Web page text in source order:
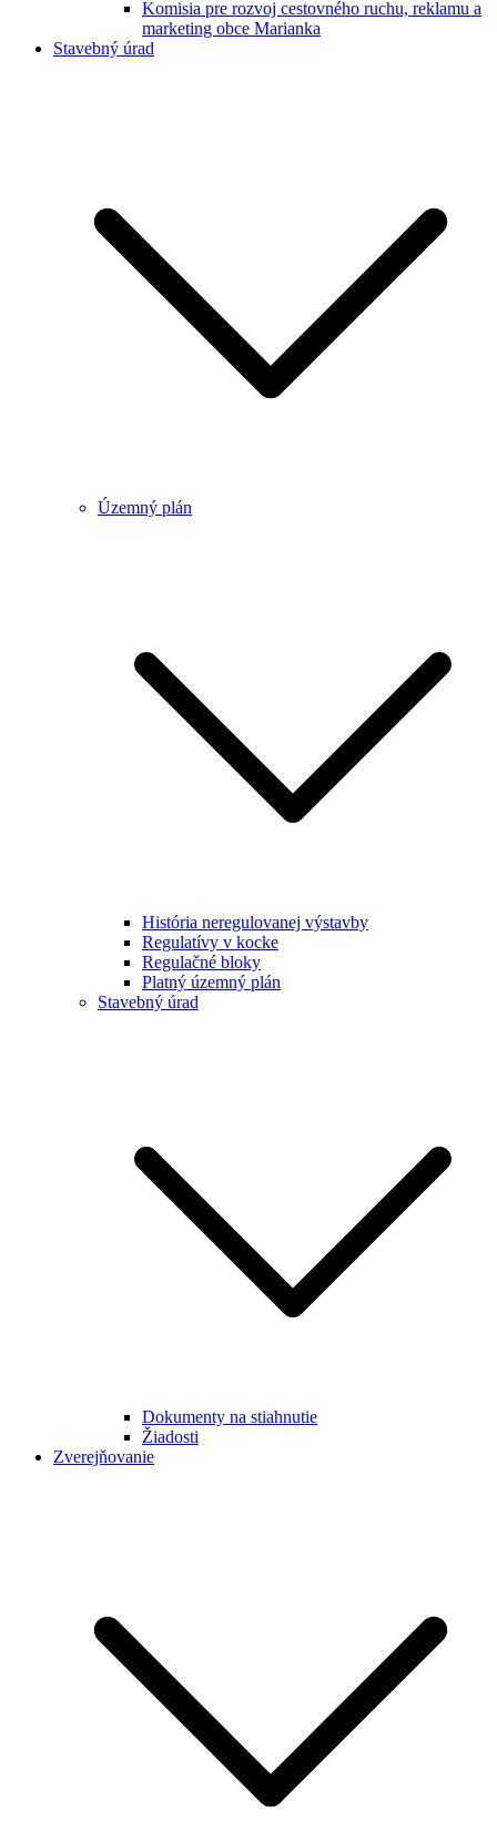
Komisia pre rozvoj cestovného ruchu, reklamu a
marketing obce Marianka
Stavebný úrad
Územný plán
História neregulovanej výstavby
Regulatívy v kocke
Regulačné bloky
Platný územný plán
Stavebný úrad
Dokumenty na stiahnutie
Žiadosti
Zverejňovanie